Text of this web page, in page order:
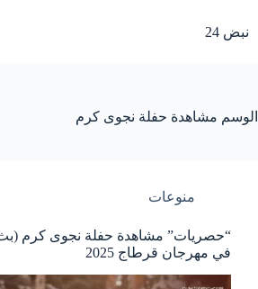
المحتوى
نبض 24
الوسم مشاهدة حفلة نجوى كرم
منوعات
“حصريات” مشاهدة حفلة نجوى كرم
في مهرجان قرطاج 2025